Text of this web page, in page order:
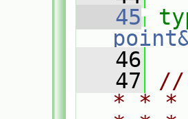
   45
   46
   47
//
* * *